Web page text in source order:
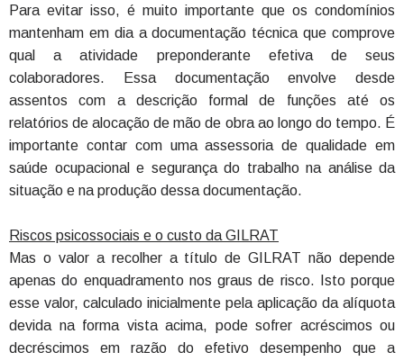
Para evitar isso, é muito importante que os condomínios
mantenham em dia a documentação técnica que comprove
qual a atividade preponderante efetiva de seus
colaboradores. Essa documentação envolve desde
assentos com a descrição formal de funções até os
relatórios de alocação de mão de obra ao longo do tempo. É
importante contar com uma assessoria de qualidade em
saúde ocupacional e segurança do trabalho na análise da
situação e na produção dessa documentação.
Riscos psicossociais e o custo da GILRAT
Mas o valor a recolher a título de GILRAT não depende
apenas do enquadramento nos graus de risco. Isto porque
esse valor, calculado inicialmente pela aplicação da alíquota
devida na forma vista acima, pode sofrer acréscimos ou
decréscimos em razão do efetivo desempenho que a